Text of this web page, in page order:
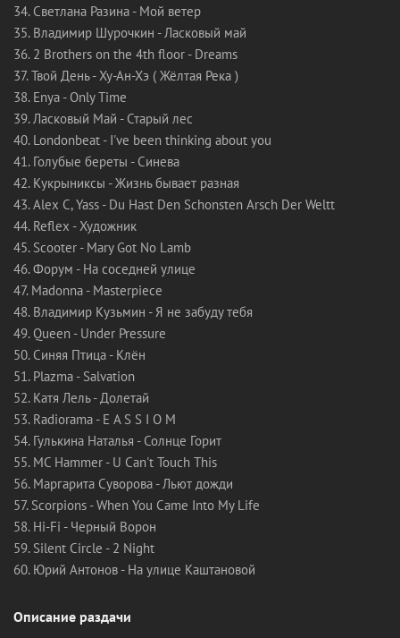
34. Светлана Разина - Мой ветер
35. Владимир Шурочкин - Ласковый май
36. 2 Brothers on the 4th floor - Dreams
37. Твой День - Ху-Ан-Хэ ( Жёлтая Река )
38. Enya - Only Time
39. Ласковый Май - Старый лес
40. Londonbeat - I've been thinking about you
41. Голубые береты - Синева
42. Кукрыниксы - Жизнь бывает разная
43. Alex C, Yass - Du Hast Den Schоnsten Arsch Der Weltt
44. Reflex - Художник
45. Scooter - Mary Got No Lamb
46. Форум - На соседней улице
47. Madonna - Masterpiece
48. Владимир Кузьмин - Я не забуду тебя
49. Queen - Under Pressure
50. Синяя Птица - Клён
51. Plazma - Salvation
52. Катя Лель - Долетай
53. Radiorama - E A S S I O M
54. Гулькина Наталья - Солнце Горит
55. MC Hammer - U Can't Touch This
56. Маргарита Суворова - Льют дожди
57. Scorpions - When You Came Into My Life
58. Hi-Fi - Черный Ворон
59. Silent Circle - 2 Night
60. Юрий Антонов - На улице Kаштановой
Описание раздачи